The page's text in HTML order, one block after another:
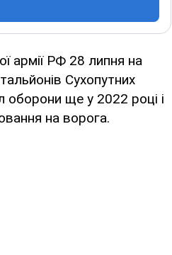
армії РФ 28 липня на
Сухопутних
оборони ще у 2022 році і
на ворога.